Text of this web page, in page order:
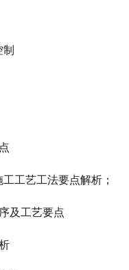
工艺工法要点解析；
及工艺要点